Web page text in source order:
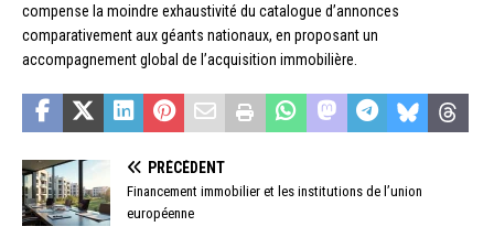
compense la moindre exhaustivité du catalogue d’annonces
comparativement aux géants nationaux, en proposant un
accompagnement global de l’acquisition immobilière.
PRÉCÉDENT
Financement immobilier et les institutions de l’union
européenne